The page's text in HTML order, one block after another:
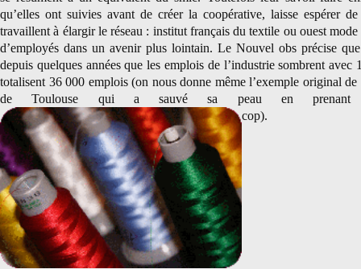
qu’elles ont suivies avant de créer la coopérative, laisse espérer
travaillent à élargir le réseau : institut français du textile ou ouest mode
d’employés dans un avenir plus lointain. Le Nouvel obs précise
depuis quelques années que les emplois de l’industrie sombrent avec
totalisent 36 000 emplois (on nous donne même l’exemple original de
de Toulouse qui a sauvé sa peau en
cop).